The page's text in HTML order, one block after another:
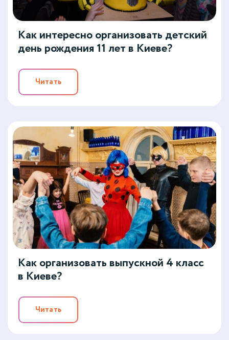
Как интересно организовать детский
день рождения 11 лет в Киеве?
Читать
Как организовать выпускной 4 класс
в Киеве?
Читать